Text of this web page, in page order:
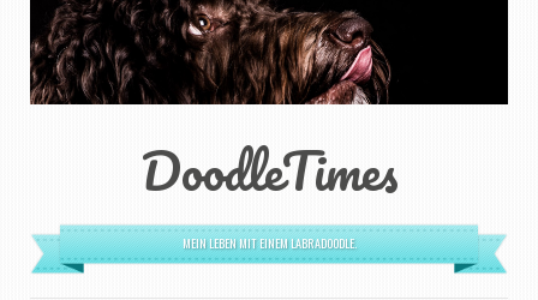
DoodleTimes
MEIN LEBEN MIT EINEM LABRADOODLE.